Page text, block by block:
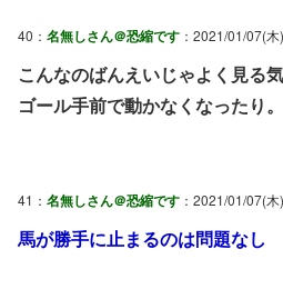
40： 名無しさん＠恐縮です ：2021/01/07(
こんなのばんえいじゃよく見る気
ゴール手前で動かなくなったり。
41： 名無しさん＠恐縮です ：2021/01/07(
馬が勝手に止まるのは問題なし